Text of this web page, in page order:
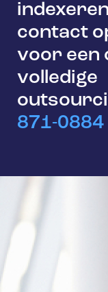
contact
voor een
volledige
871-0884